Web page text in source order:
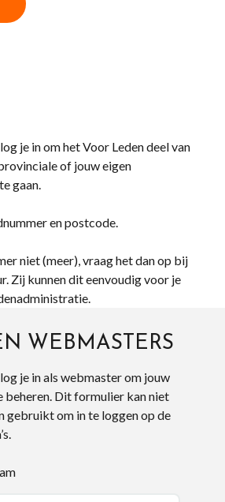
je in om het Voor Leden deel van
of jouw eigen
gaan.
en postcode.
niet (meer), vraag het dan op bij
Zij kunnen dit eenvoudig voor je
WEBMASTERS
je in als webmaster om jouw
beheren. Dit formulier kan niet
gebruikt om in te loggen op de